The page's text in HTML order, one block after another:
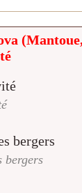
bergers